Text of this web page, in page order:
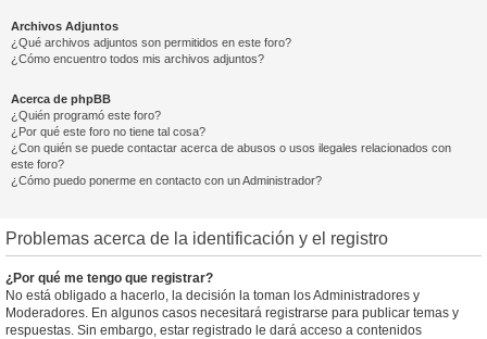
Archivos Adjuntos
¿Qué archivos adjuntos son permitidos en este foro?
¿Cómo encuentro todos mis archivos adjuntos?
Acerca de phpBB
¿Quién programó este foro?
¿Por qué este foro no tiene tal cosa?
¿Con quién se puede contactar acerca de abusos o usos ilegales relacionados con
este foro?
¿Cómo puedo ponerme en contacto con un Administrador?
Problemas acerca de la identificación y el registro
¿Por qué me tengo que registrar?
No está obligado a hacerlo, la decisión la toman los Administradores y
Moderadores. En algunos casos necesitará registrarse para publicar temas y
respuestas. Sin embargo, estar registrado le dará acceso a contenidos